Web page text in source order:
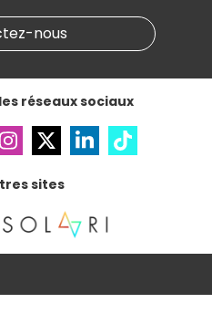
nous
réseaux sociaux
sites